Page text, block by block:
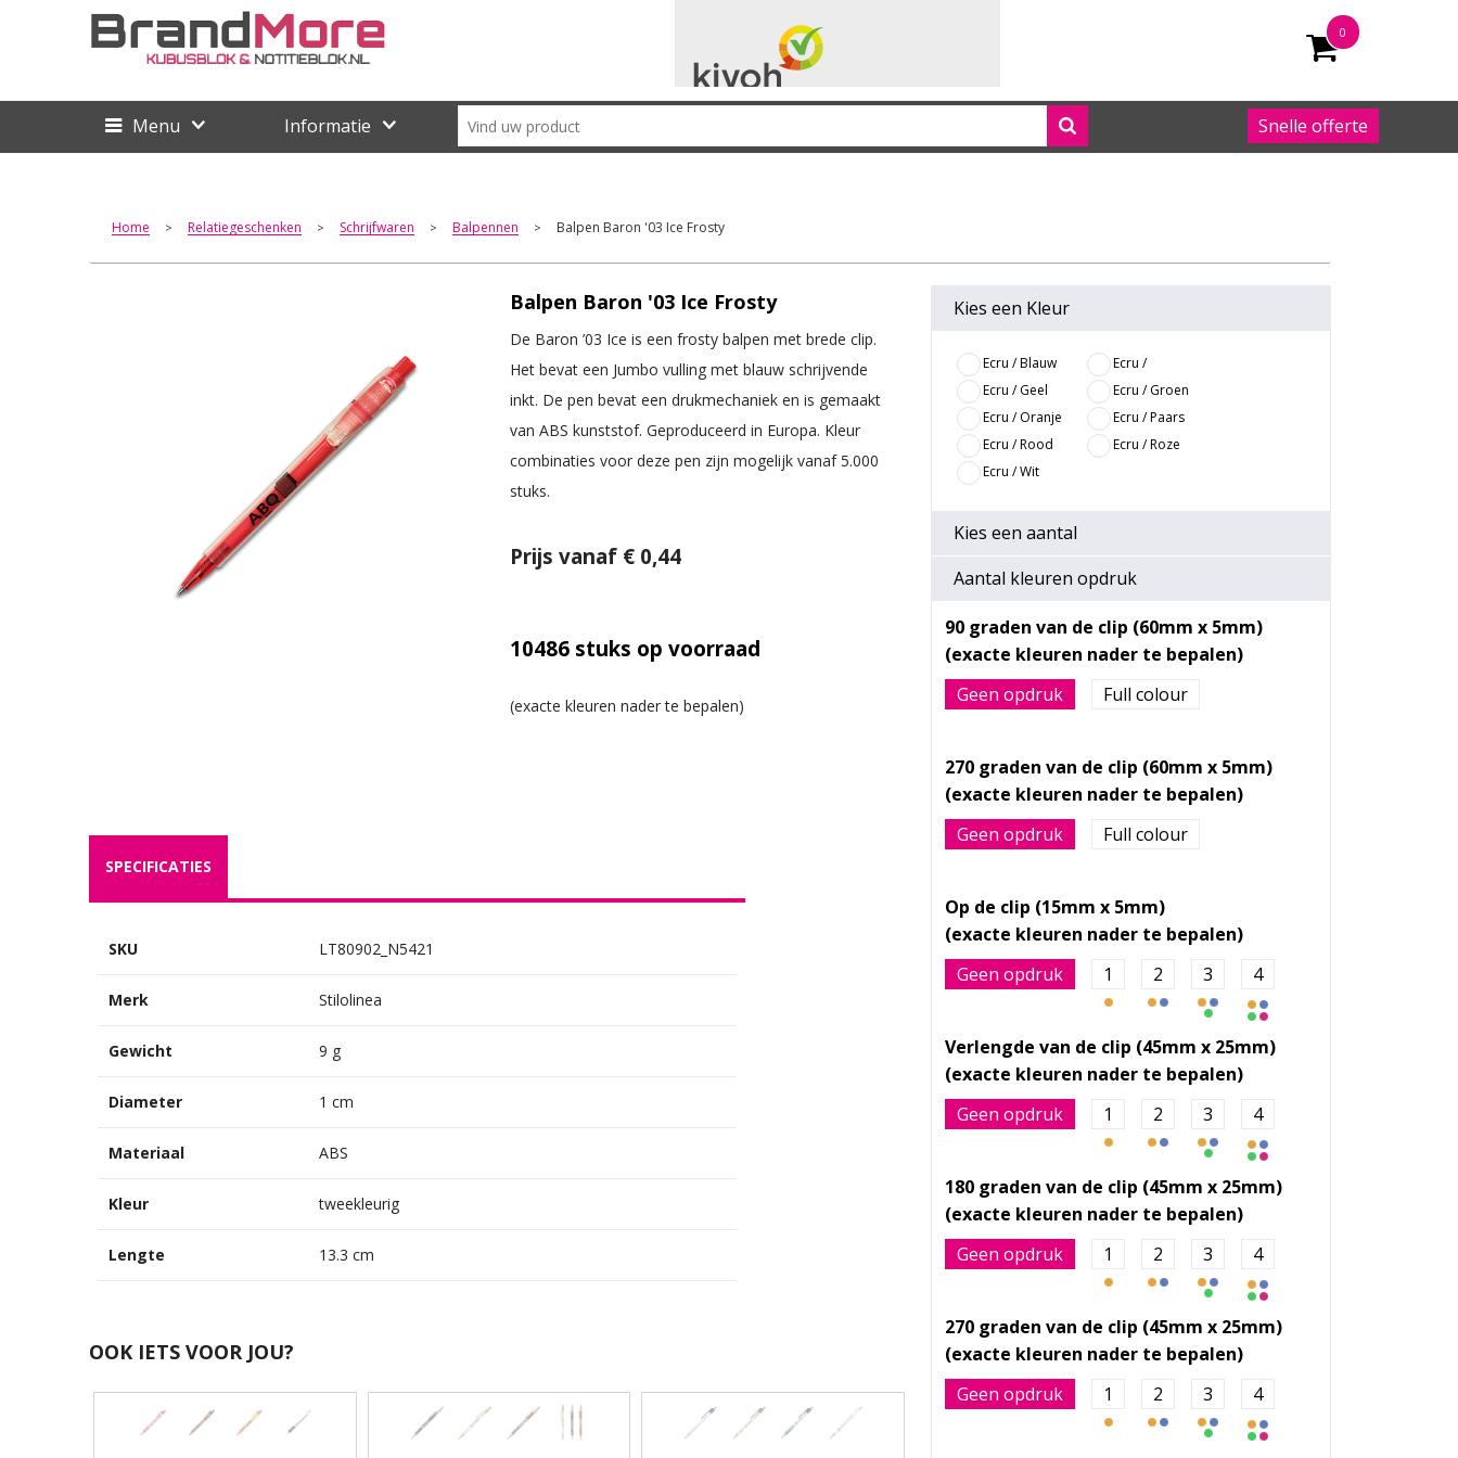
0
Menu Informatie Snelle offerte
Home > Relatiegeschenken > Schrijfwaren > Balpennen > Balpen Baron '03 Ice Frosty
Balpen Baron '03 Ice Frosty
De Baron ’03 Ice is een frosty balpen met brede clip.
Het bevat een Jumbo vulling met blauw schrijvende
inkt. De pen bevat een drukmechaniek en is gemaakt
van ABS kunststof. Geproduceerd in Europa. Kleur
combinaties voor deze pen zijn mogelijk vanaf 5.000
stuks.
Prijs vanaf € 0,44
10486stuks op voorraad
Kies een Kleur
Ecru / Blauw
Ecru /
Donkerblauw
Ecru / Geel
Ecru / Groen
Ecru / Oranje
Ecru / Paars
Ecru / Rood
Ecru / Roze
Ecru / Wit
Kies een aantal
Aantal kleuren opdruk
90 graden van de clip (60mm x 5mm)
Geen opdruk Full colour
270 graden van de clip (60mm x 5mm)
Geen opdruk Full colour
Op de clip (15mm x 5mm)
Geen opdruk 1 2 3 4
Verlengde van de clip (45mm x 25mm)
Geen opdruk 1 2 3 4
180 graden van de clip (45mm x 25mm)
Geen opdruk 1 2 3 4
270 graden van de clip (45mm x 25mm)
Geen opdruk 1 2 3 4
SPECIFICATIES
SKU LT80902_N5421
Merk Stilolinea
Gewicht 9 g
Diameter 1 cm
Materiaal ABS
Kleur tweekleurig
Lengte 13.3 cm
OOK IETS VOOR JOU?